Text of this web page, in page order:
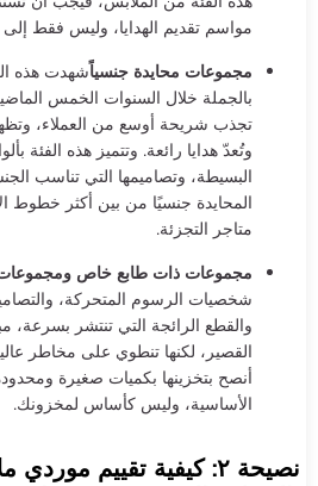
مواسم تقديم الهدايا، وليس فقط إلى
مجموعات محايدة جنسياًشهدت هذه
بالجملة خلال السنوات الخمس
تجذب شريحة أوسع من العملاء،
وتُعدّ هدايا رائعة. وتتميز هذه الفئة
البسيطة، وتصاميمها التي تناسب
المحايدة جنسيًا من بين أكثر خطوط
متاجر التجزئة.
مجموعات ذات طابع خاص
شخصيات الرسوم المتحركة،
والقطع الرائجة التي تنتشر بسرعة،
القصير، لكنها تنطوي على مخاطر
أنصح بتخزينها بكميات صغيرة
الأساسية، وليس كأساس لمخزونك.
نصيحة ٢: كيفية تقييم